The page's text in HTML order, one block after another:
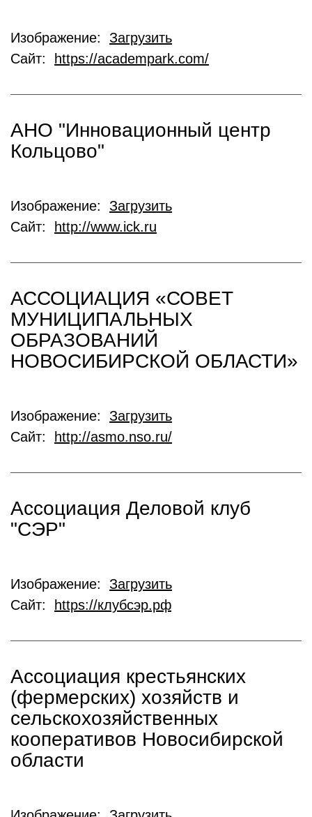
Изображение: Загрузить
Сайт:
https://academpark.com/
АНО "Инновационный центр
Кольцово"
Изображение: Загрузить
Сайт:
http://www.ick.ru
АССОЦИАЦИЯ «СОВЕТ
МУНИЦИПАЛЬНЫХ
ОБРАЗОВАНИЙ
НОВОСИБИРСКОЙ ОБЛАСТИ»
Изображение: Загрузить
Сайт:
http://asmo.nso.ru/
Ассоциация Деловой клуб
"СЭР"
Изображение: Загрузить
Сайт:
https://клубсэр.рф
Ассоциация крестьянских
(фермерских) хозяйств и
сельскохозяйственных
кооперативов Новосибирской
области